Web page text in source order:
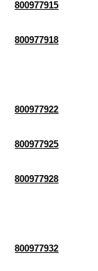
800977915
800977918
800977922
800977925
800977928
800977932